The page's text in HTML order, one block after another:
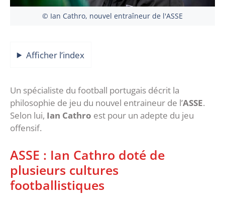
© Ian Cathro, nouvel entraîneur de l'ASSE
Afficher l’index
Un spécialiste du football portugais décrit la
philosophie de jeu du nouvel entraineur de l’ASSE.
Selon lui, Ian Cathro est pour un adepte du jeu
offensif.
ASSE : Ian Cathro doté de
plusieurs cultures
footballistiques